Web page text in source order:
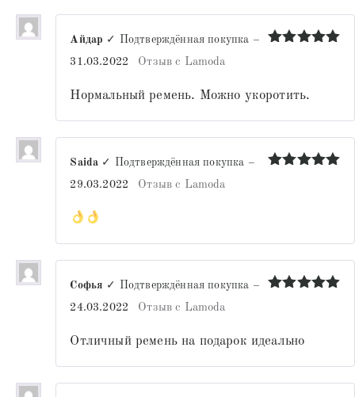
Айдар ✓ Подтверждённая покупка –
31.03.2022
Отзыв с Lamoda
Нормальный ремень. Можно укоротить.
Saida ✓ Подтверждённая покупка –
29.03.2022
Отзыв с Lamoda
Софья ✓ Подтверждённая покупка –
24.03.2022
Отзыв с Lamoda
Отличный ремень на подарок идеально